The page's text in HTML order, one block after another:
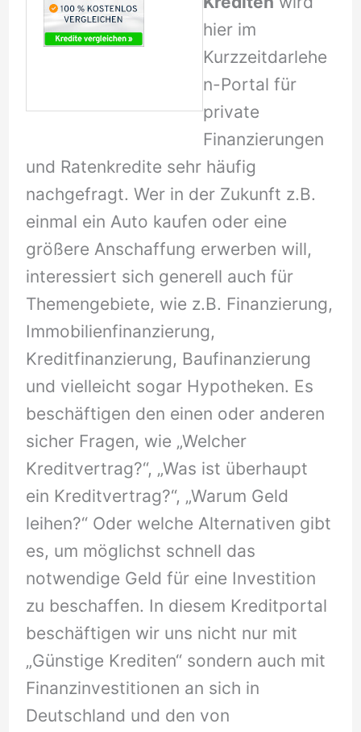
hier im
Kurzzeitdarlehe
n-Portal für
private
Finanzierungen
und Ratenkredite sehr häufig
nachgefragt. Wer in der Zukunft z.B.
einmal ein Auto kaufen oder eine
größere Anschaffung erwerben will,
interessiert sich generell auch für
Themengebiete, wie z.B. Finanzierung,
Immobilienfinanzierung,
Kreditfinanzierung, Baufinanzierung
und vielleicht sogar Hypotheken. Es
beschäftigen den einen oder anderen
sicher Fragen, wie „Welcher
Kreditvertrag?“, „Was ist überhaupt
ein Kreditvertrag?“, „Warum Geld
leihen?“ Oder welche Alternativen gibt
es, um möglichst schnell das
notwendige Geld für eine Investition
zu beschaffen. In diesem Kreditportal
beschäftigen wir uns nicht nur mit
„Günstige Krediten“ sondern auch mit
Finanzinvestitionen an sich in
Deutschland und den von